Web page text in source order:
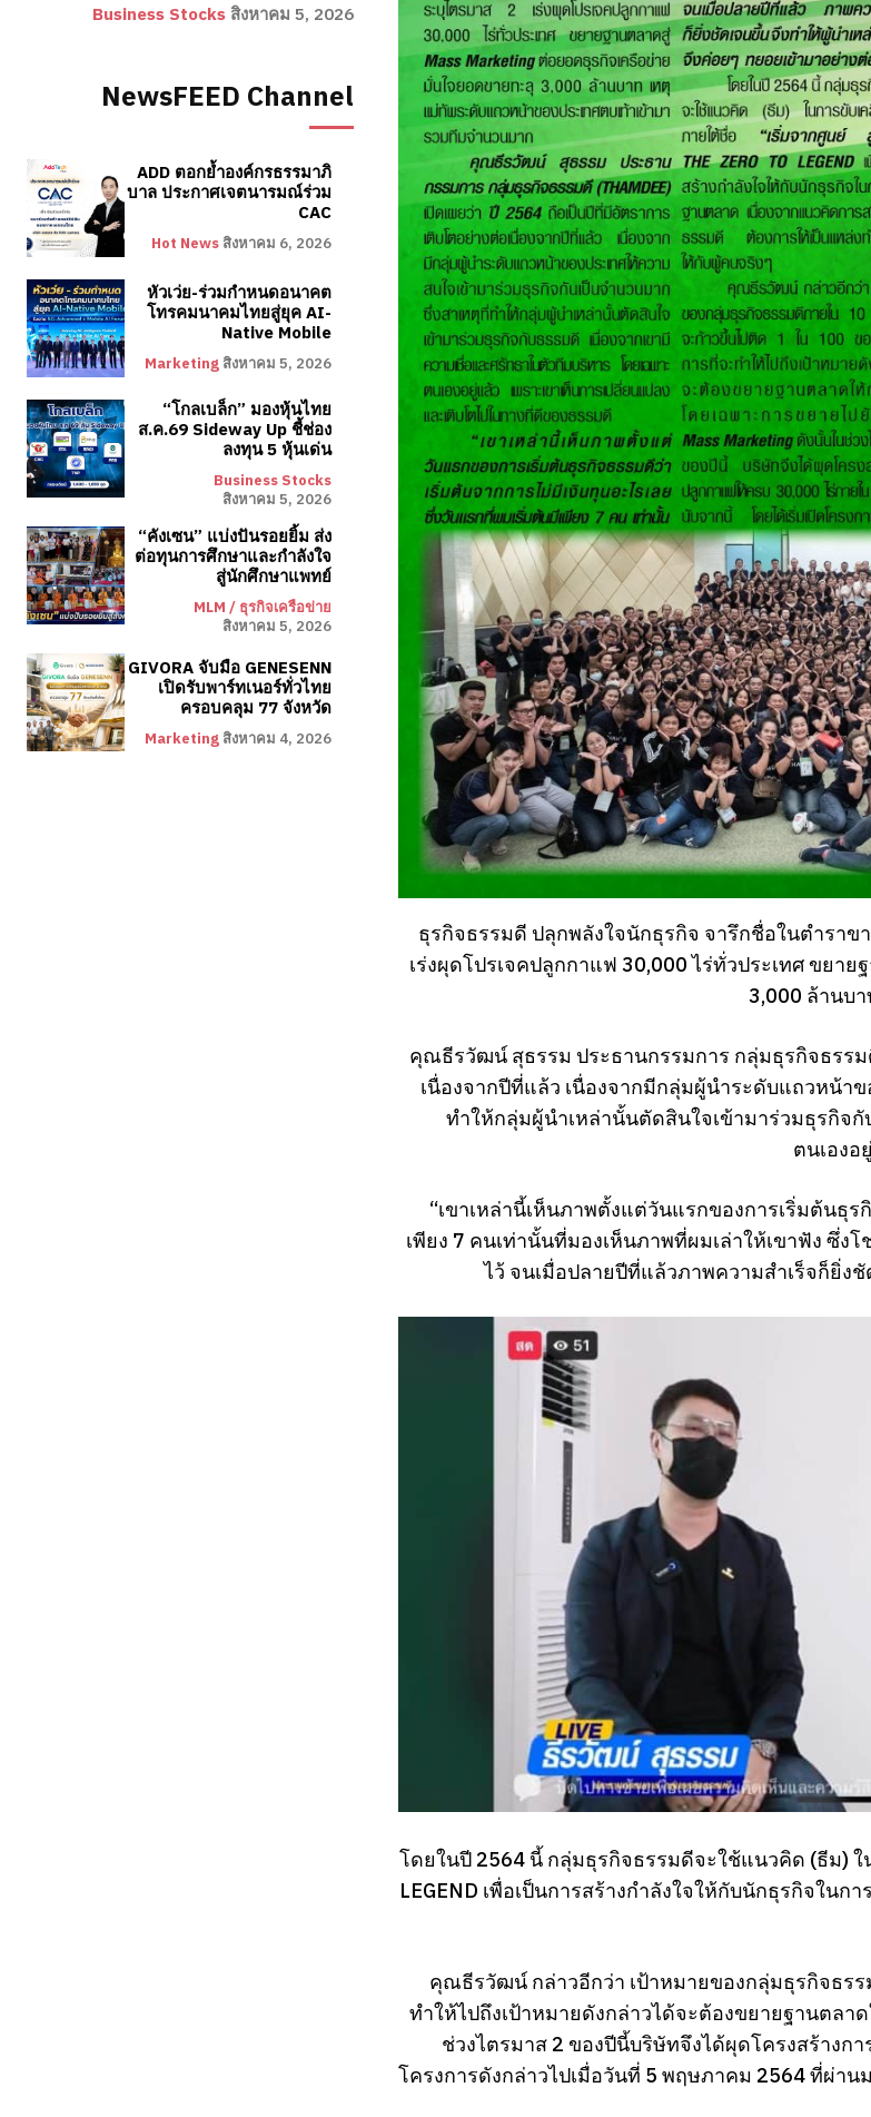
Business Stocks สิงหาคม 5, 2026
NewsFEED Channel
ADD ตอกย้ำองค์กรธรรมาภิ
บาล ประกาศเจตนารมณ์ร่วม
CAC
Hot News สิงหาคม 6, 2026
หัวเว่ย-ร่วมกำหนดอนาคต
โทรคมนาคมไทยสู่ยุค AI-
Native Mobile
Marketing สิงหาคม 5, 2026
“โกลเบล็ก” มองหุ้นไทย
ส.ค.69 Sideway Up ชี้ช่อง
ลงทุน 5 หุ้นเด่น
Business Stocks
สิงหาคม 5, 2026
“คังเซน” แบ่งปันรอยยิ้ม ส่ง
ต่อทุนการศึกษาและกำลังใจ
สู่นักศึกษาแพทย์
MLM / ธุรกิจเครือข่าย
สิงหาคม 5, 2026
GIVORA จับมือ GENESENN
เปิดรับพาร์ทเนอร์ทั่วไทย
ครอบคลุม 77 จังหวัด
Marketing สิงหาคม 4, 2026
ธุรกิจธรรมดี ปลุกพลังใจนักธุรกิจ จารึกชื่อในตำราขา
เร่งผุดโปรเจคปลูกกาแฟ 30,000 ไร่ทั่วประเทศ ขย
3,000 ล้านบ
คุณธีรวัฒน์ สุธรรม ประธานกรรมการ กลุ่มธุรกิจธรรม
เนื่องจากปีที่แล้ว เนื่องจากมีกลุ่มผู้นำระดับแถวหน้า
ทำให้กลุ่มผู้นำเหล่านั้นตัดสินใจเข้ามาร่วมธุรกิจ
ตนเองอ
“เขาเหล่านี้เห็นภาพตั้งแต่วันแรกของการเริ่มต้นธุ
เพียง 7 คนเท่านั้นที่มองเห็นภาพที่ผมเล่าให้เขาฟัง ซึ่
ไว้ จนเมื่อปลายปีที่แล้วภาพความสำเร็จก็ยิ่ง
โดยในปี 2564 นี้ กลุ่มธุรกิจธรรมดีจะใช้แนวคิด (ธีม) ใ
LEGEND เพื่อเป็นการสร้างกำลังใจให้กับนักธุรกิจใน
คุณธีรวัฒน์ กล่าวอีกว่า เป้าหมายของกลุ่มธุรกิจธร
ทำให้ไปถึงเป้าหมายดังกล่าวได้จะต้องขยายฐานตล
ช่วงไตรมาส 2 ของปีนี้บริษัทจึงได้ผุดโครงสร้างก
โครงการดังกล่าวไปเมื่อวันที่ 5 พฤษภาคม 2564 ที่ผ่า